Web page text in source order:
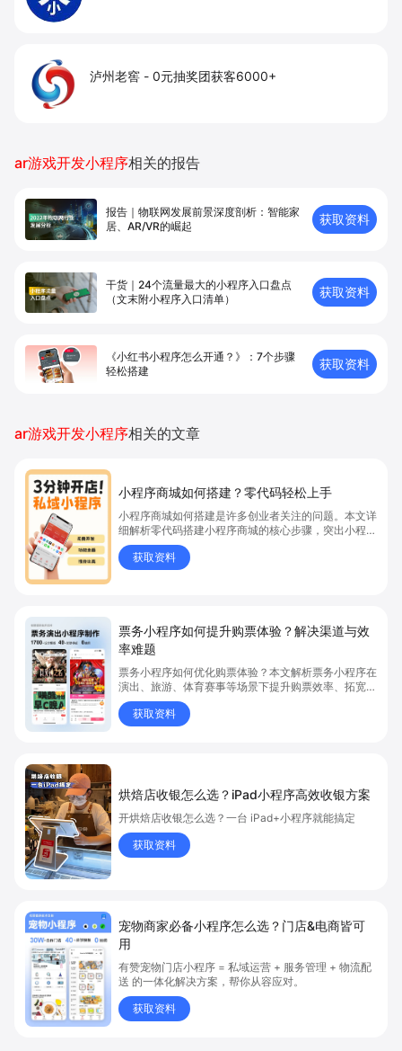
泸州老窖 - 0元抽奖团获客6000+
ar游戏开发小程序相关的报告
报告｜物联网发展前景深度剖析：智能家
居、AR/VR的崛起
获取资料
干货｜24个流量最大的小程序入口盘点
（文末附小程序入口清单）
获取资料
《小红书小程序怎么开通？》：7个步骤
轻松搭建
获取资料
ar游戏开发小程序相关的文章
小程序商城如何搭建？零代码轻松上手
小程序商城如何搭建是许多创业者关注的问题。本文详
细解析零代码搭建小程序商城的核心步骤，突出小程序
商城、商城搭建与零代码开店优势，帮助你轻松实现商
品上架、全渠道销售及高效会员运营，快速开启线上卖
货新模式。点击获取详细操作指南！
获取资料
票务小程序如何提升购票体验？解决渠道与效
率难题
票务小程序如何优化购票体验？本文解析票务小程序在
演出、旅游、体育赛事等场景下提升购票效率、拓宽销
售渠道、实现会员精准营销的具体方式。关键词包括
“票务小程序”、“购票体验”、“购票效率”。
获取资料
烘焙店收银怎么选？iPad小程序高效收银方案
开烘焙店收银怎么选？一台 iPad+小程序就能搞定
获取资料
宠物商家必备小程序怎么选？门店&电商皆可
用
有赞宠物门店小程序 = 私域运营 + 服务管理 + 物流配
送 的一体化解决方案，帮你从容应对。
获取资料